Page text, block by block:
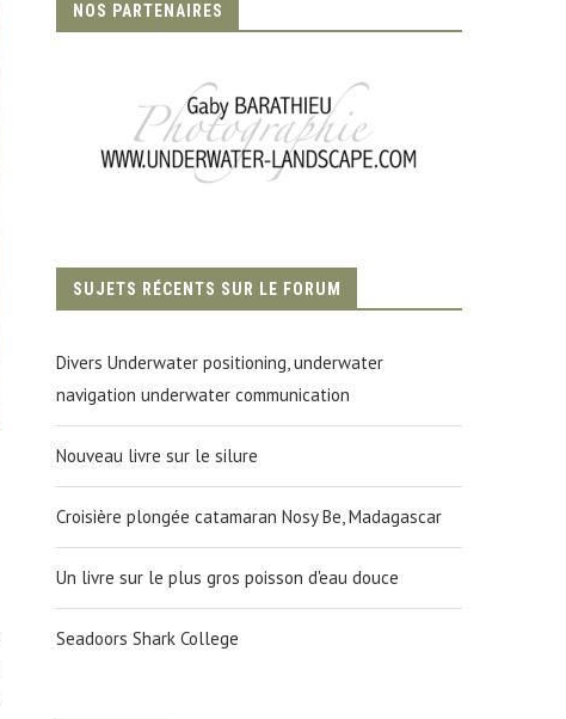
NOS PARTENAIRES
SUJETS RÉCENTS SUR LE FORUM
Divers Underwater positioning, underwater
navigation underwater communication
Nouveau livre sur le silure
Croisière plongée catamaran Nosy Be, Madagascar
Un livre sur le plus gros poisson d'eau douce
Seadoors Shark College